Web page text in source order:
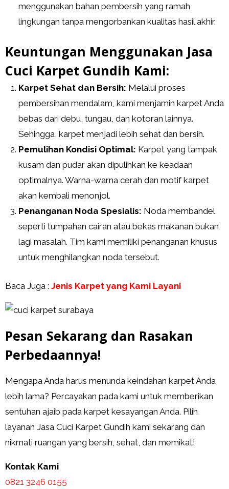
menggunakan bahan pembersih yang ramah
lingkungan tanpa mengorbankan kualitas hasil akhir.
Keuntungan Menggunakan Jasa
Cuci Karpet Gundih Kami:
Karpet Sehat dan Bersih: Melalui proses
pembersihan mendalam, kami menjamin karpet Anda
bebas dari debu, tungau, dan kotoran lainnya.
Sehingga, karpet menjadi lebih sehat dan bersih.
Pemulihan Kondisi Optimal: Karpet yang tampak
kusam dan pudar akan dipulihkan ke keadaan
optimalnya. Warna-warna cerah dan motif karpet
akan kembali menonjol.
Penanganan Noda Spesialis: Noda membandel
seperti tumpahan cairan atau bekas makanan bukan
lagi masalah. Tim kami memiliki penanganan khusus
untuk menghilangkan noda tersebut.
Baca Juga : Jenis Karpet yang Kami Layani
Pesan Sekarang dan Rasakan
Perbedaannya!
Mengapa Anda harus menunda keindahan karpet Anda
lebih lama? Percayakan pada kami untuk memberikan
sentuhan ajaib pada karpet kesayangan Anda. Pilih
layanan Jasa Cuci Karpet Gundih kami sekarang dan
nikmati ruangan yang bersih, sehat, dan memikat!
Kontak Kami
0821 3246 0155​